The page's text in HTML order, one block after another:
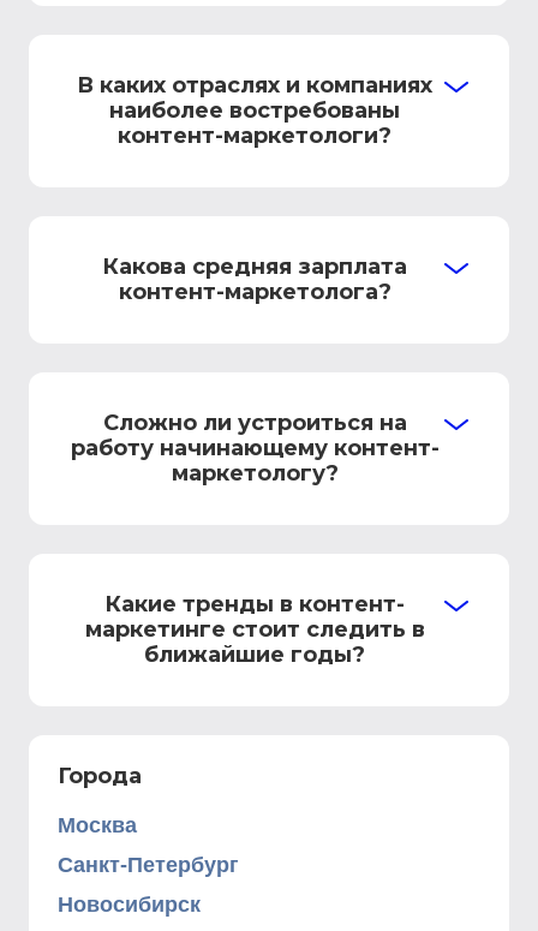
В каких отраслях и компаниях
наиболее востребованы
контент-маркетологи?
Какова средняя зарплата
контент-маркетолога?
Сложно ли устроиться на
работу начинающему контент-
маркетологу?
Какие тренды в контент-
маркетинге стоит следить в
ближайшие годы?
Города
Москва
Санкт-Петербург
Новосибирск